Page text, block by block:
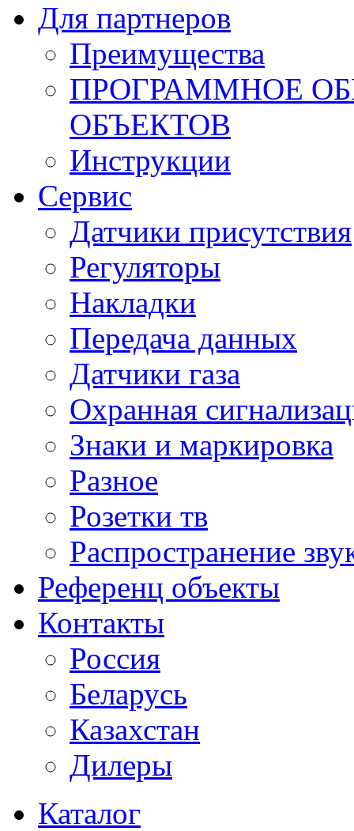
Для партнеров
Преимущества
ПРОГРАММНОЕ
ОБЪЕКТОВ
Инструкции
Сервис
Датчики присутствия
Регуляторы
Накладки
Передача данных
Датчики газа
Охранная
Знаки и маркировка
Разное
Розетки тв
Распространение
Референц объекты
Контакты
Россия
Беларусь
Казахстан
Дилеры
Каталог